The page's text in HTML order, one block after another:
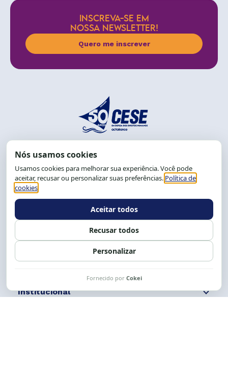
INSCREVA-SE EM
NOSSA NEWSLETTER!
Quero me inscrever
End.: R. da Graça, 150. Graça
CEP: 40.150-055
Salvador-BA, Brasil.
Tel.: (71) 2104-5457, Cel.: (71) 9 9239-2104 ou 2105
Expediente: 8h às 12h e 13 às 17h.
Siga nossas redes Fale conosco
Institucional